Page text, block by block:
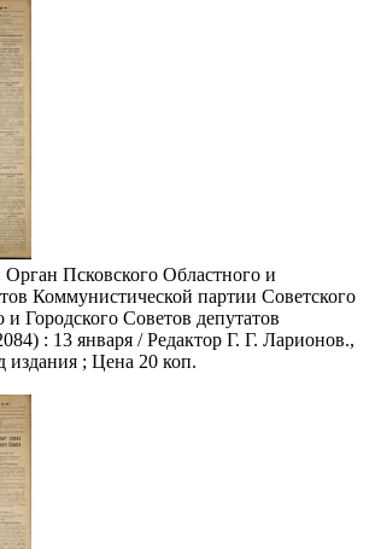
Орган Псковского Областного и
Коммунистической партии Советского
Городского Советов депутатов
: 13 января / Редактор Г. Г. Ларионов.,
издания ; Цена 20 коп.